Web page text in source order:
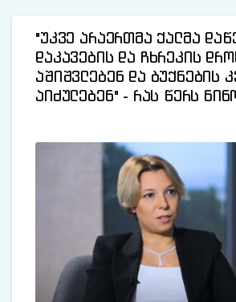
"უკვე არაერთმა ქალმა
დაკავების და ჩხრეკის
აშიშვლებენ და ბუქნების
აიძულებენ" - რას წერს